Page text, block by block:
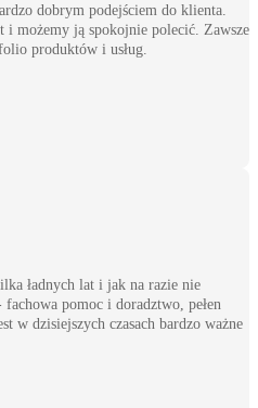
dobrym podejściem do klienta.
możemy ją spokojnie polecić. Zawsze
produktów i usług.
ładnych lat i jak na razie nie
pomoc i doradztwo, pełen
w dzisiejszych czasach bardzo ważne